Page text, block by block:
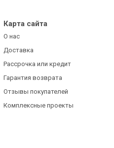
Карта сайта
О нас
Доставка
Рассрочка или кредит
Гарантия возврата
Отзывы покупателей
Комплексные проекты